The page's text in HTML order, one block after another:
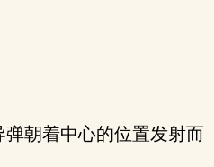
朝着中心的位置发射而